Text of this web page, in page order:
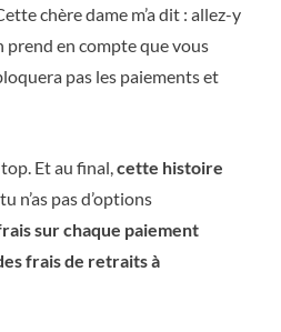
chère dame m’a dit : allez-y
prend en compte que vous
pas les paiements et
top. Et au final,cette histoire
n’as pas d’options
sur chaque paiement
frais de retraits à